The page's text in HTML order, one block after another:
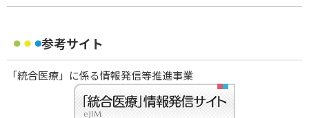
参考サイト
「統合医療」に係る情報発信等推進事業